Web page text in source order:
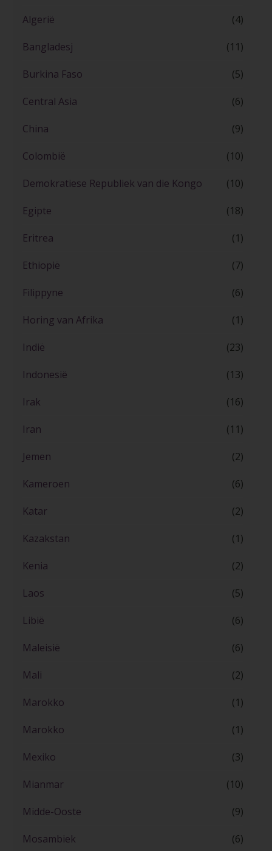
Algerië (4)
Bangladesj (11)
Burkina Faso (5)
Central Asia (6)
China (9)
Colombië (10)
Demokratiese Republiek van die Kongo (10)
Egipte (18)
Eritrea (1)
Ethiopië (7)
Filippyne (6)
Horing van Afrika (1)
Indië (23)
Indonesië (13)
Irak (16)
Iran (11)
Jemen (2)
Kameroen (6)
Katar (2)
Kazakstan (1)
Kenia (2)
Laos (5)
Libië (6)
Maleisië (6)
Mali (2)
Marokko (1)
Marokko (1)
Mexiko (3)
Mianmar (10)
Midde-Ooste (9)
Mosambiek (6)